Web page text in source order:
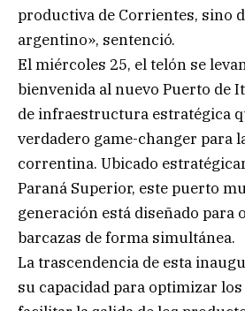
productiva de Corrientes, sino
argentino», sentenció.
El miércoles 25, el telón se
bienvenida al nuevo Puerto de
de infraestructura estratégica
verdadero game-changer para
correntina. Ubicado
Paraná Superior, este puerto
generación está diseñado para
barcazas de forma simultánea.
La trascendencia de esta
su capacidad para optimizar